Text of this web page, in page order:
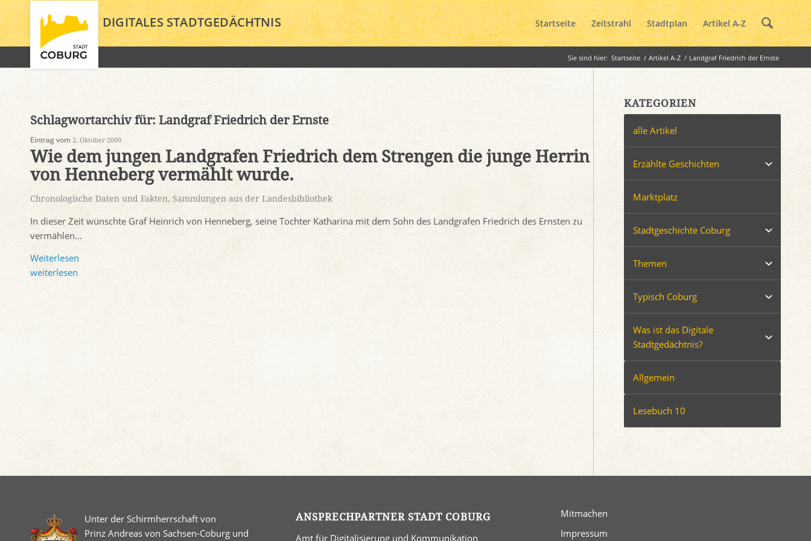
DIGITALES STADTGEDÄCHTNIS Startseite Zeitstrahl Stadtplan Artikel A-Z
Sie sind hier: Startseite / Artikel A-Z / Landgraf Friedrich der Ernste
Schlagwortarchiv für: Landgraf Friedrich der Ernste
Eintrag vom 2. Oktober 2009
Wie dem jungen Landgrafen Friedrich dem Strengen die junge Herrin
von Henneberg vermählt wurde.
Chronologische Daten und Fakten, Sammlungen aus der Landesbibliothek
In dieser Zeit wünschte Graf Heinrich von Henneberg, seine Tochter Katharina mit dem Sohn des Landgrafen Friedrich des Ernsten zu
vermählen…
Weiterlesen
weiterlesen
KATEGORIEN
alle Artikel
Erzählte Geschichten
Marktplatz
Stadtgeschichte Coburg
Themen
Typisch Coburg
Was ist das Digitale
Stadtgedächtnis?
Allgemein
Lesebuch 10
Unter der Schirmherrschaft von
Prinz Andreas von Sachsen-Coburg und
ANSPRECHPARTNER STADT COBURG
Amt für Digitalisierung und Kommunikation
Mitmachen
Impressum